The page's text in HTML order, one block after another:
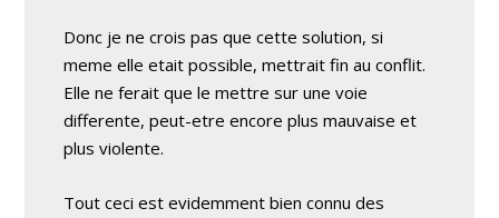
Donc je ne crois pas que cette solution, si
meme elle etait possible, mettrait fin au conflit.
Elle ne ferait que le mettre sur une voie
differente, peut-etre encore plus mauvaise et
plus violente.
Tout ceci est evidemment bien connu des